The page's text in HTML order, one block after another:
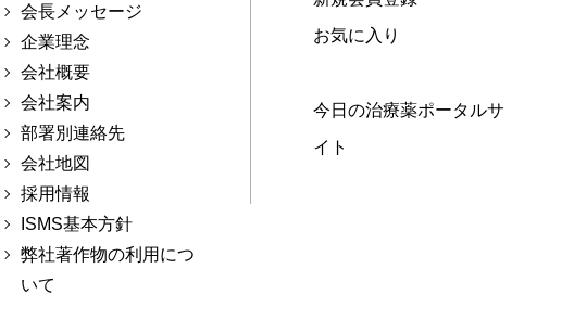
会長メッセージ
企業理念
会社概要
会社案内
部署別連絡先
会社地図
採用情報
ISMS基本方針
弊社著作物の利用につ
いて
お気に入り
今日の治療薬ポータルサ
イト